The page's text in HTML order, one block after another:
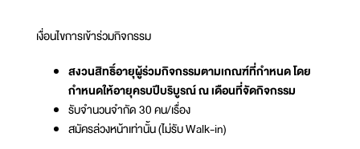
เงื่อนไขการเข้าร่วมกิจกรรม
สงวนสิทธิ์อายุผู้ร่วมกิจกรรมตามเกณฑ์ที่กำหนด โดย
กำหนดให้อายุครบปีบริบูรณ์ ณ เดือนที่จัดกิจกรรม
รับจำนวนจำกัด 30 คน/เรื่อง
สมัครล่วงหน้าเท่านั้น (ไม่รับ Walk-in)